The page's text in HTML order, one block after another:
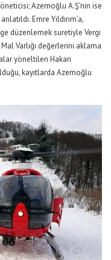
Azemoğlu A.Ş’nin ise
Emre Yıldırım’a,
düzenlemek suretiyle Vergi
Varlığı değerlerini aklama
yöneltilen Hakan
kayıtlarda Azemoğlu